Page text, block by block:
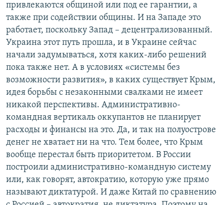
привлекаются общиной или под ее гарантии, а
также при содействии общины. И на Западе это
работает, поскольку Запад – децентрализованный.
Украина этот путь прошла, и в Украине сейчас
начали задумываться, хотя каких-либо решений
пока также нет. А в условиях «системы без
возможности развития», в каких существует Крым,
идея борьбы с незаконными свалками не имеет
никакой перспективы. Административно-
командная вертикаль оккупантов не планирует
расходы и финансы на это. Да, и так на полуострове
денег не хватает ни на что. Тем более, что Крым
вообще перестал быть приоритетом. В России
построили административно-командную систему
или, как говорят, автократию, которую уже прямо
называют диктатурой. И даже Китай по сравнению